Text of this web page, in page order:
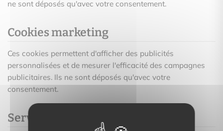
ne sont déposés qu'avec votre consentement.
Cookies marketing
Ces cookies permettent d'afficher des publicités
personnalisées et de mesurer l'efficacité des campagnes
publicitaires. Ils ne sont déposés qu'avec votre
consentement.
Services tiers